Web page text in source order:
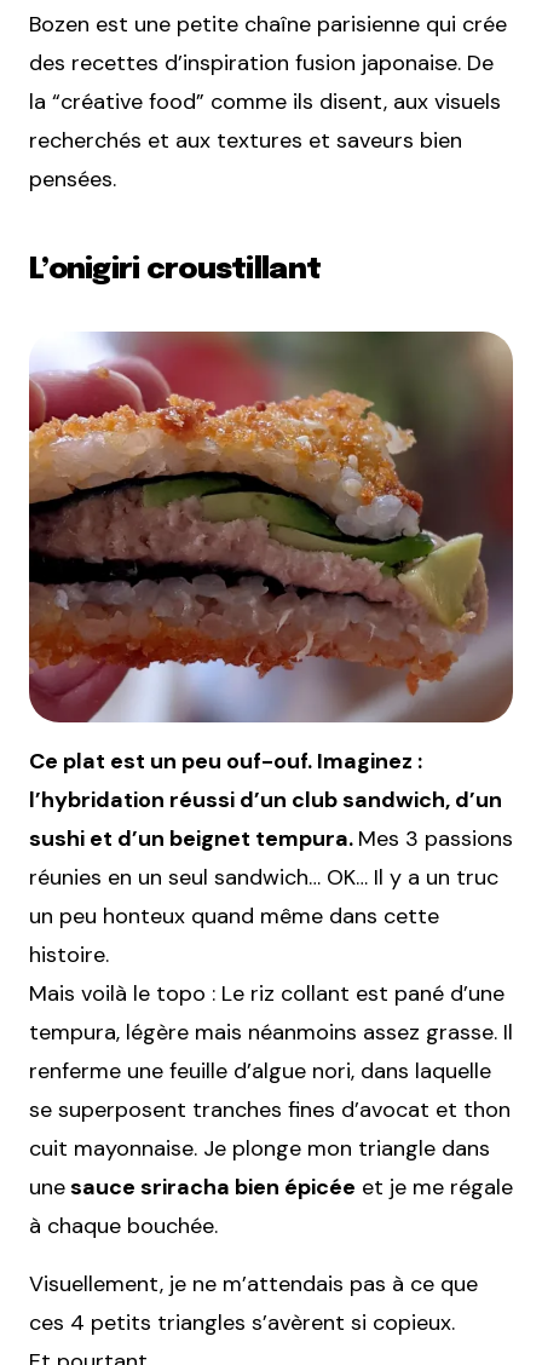
Bozen est une petite chaîne parisienne qui crée
des recettes d’inspiration fusion japonaise. De
la “créative food” comme ils disent, aux visuels
recherchés et aux textures et saveurs bien
pensées.
L’onigiri croustillant
Ce plat est un peu ouf-ouf. Imaginez :
l’hybridation réussi d’un club sandwich, d’un
sushi et d’un beignet tempura. Mes 3 passions
réunies en un seul sandwich… OK… Il y a un truc
un peu honteux quand même dans cette
histoire.
Mais voilà le topo : Le riz collant est pané d’une
tempura, légère mais néanmoins assez grasse. Il
renferme une feuille d’algue nori, dans laquelle
se superposent tranches fines d’avocat et thon
cuit mayonnaise. Je plonge mon triangle dans
unesauce sriracha bien épicée et je me régale
à chaque bouchée.
Visuellement, je ne m’attendais pas à ce que
ces 4 petits triangles s’avèrent si copieux.